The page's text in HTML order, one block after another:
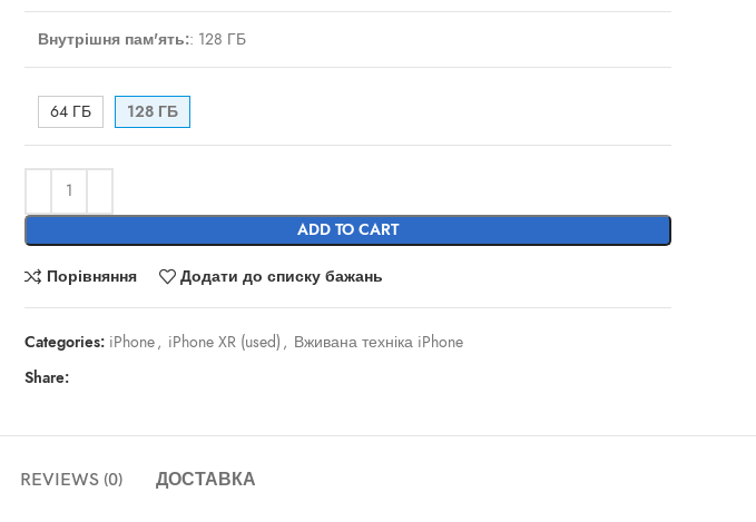
Внутрішня пам'ять:: 128 ГБ
64 ГБ 128 ГБ
ADD TO CART
Порівняння Додати до списку бажань
Categories: iPhone, iPhone XR (used) , Вживана техніка iPhone
Share:
REVIEWS (0) ДОСТАВКА